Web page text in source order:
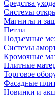
Средства
Системы
Магниты и
Петли
Подъемные
Системы
Кромочные
Плитные
Торговое
Фасадные
Новинки и